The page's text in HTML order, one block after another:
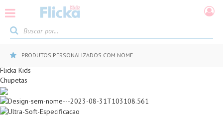
PRODUTOS PERSONALIZADOS COM NOME
Flicka Kids
Chupetas